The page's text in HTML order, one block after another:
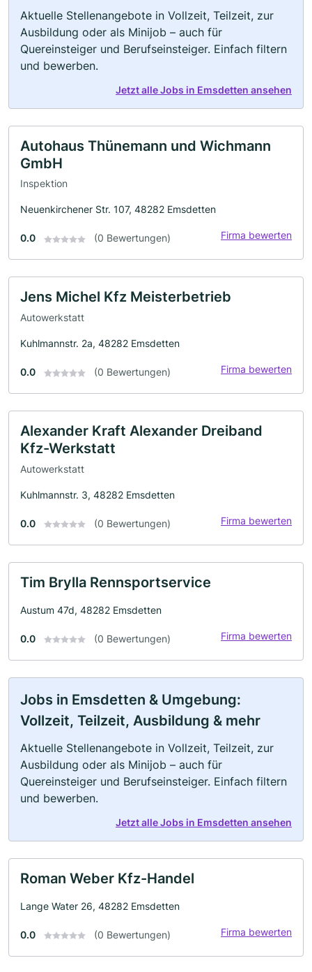
Aktuelle Stellenangebote in Vollzeit, Teilzeit, zur
Ausbildung oder als Minijob – auch für
Quereinsteiger und Berufseinsteiger. Einfach filtern
und bewerben.
Jetzt alle Jobs in Emsdetten ansehen
Autohaus Thünemann und Wichmann
GmbH
Inspektion
Neuenkirchener Str. 107, 48282 Emsdetten
0.0 (0 Bewertungen) Firma bewerten
Jens Michel Kfz Meisterbetrieb
Autowerkstatt
Kuhlmannstr. 2a, 48282 Emsdetten
0.0 (0 Bewertungen) Firma bewerten
Alexander Kraft Alexander Dreiband
Kfz-Werkstatt
Autowerkstatt
Kuhlmannstr. 3, 48282 Emsdetten
0.0 (0 Bewertungen) Firma bewerten
Tim Brylla Rennsportservice
Austum 47d, 48282 Emsdetten
0.0 (0 Bewertungen) Firma bewerten
Jobs in Emsdetten & Umgebung:
Vollzeit, Teilzeit, Ausbildung & mehr
Aktuelle Stellenangebote in Vollzeit, Teilzeit, zur
Ausbildung oder als Minijob – auch für
Quereinsteiger und Berufseinsteiger. Einfach filtern
und bewerben.
Jetzt alle Jobs in Emsdetten ansehen
Roman Weber Kfz-Handel
Lange Water 26, 48282 Emsdetten
0.0 (0 Bewertungen) Firma bewerten